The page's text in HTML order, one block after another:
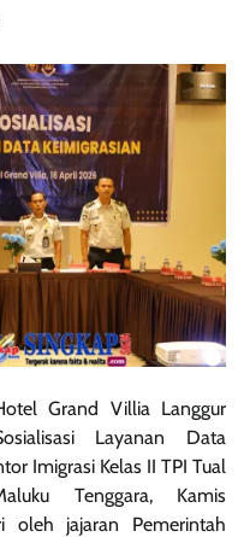
Grand Villia Langgur
Layanan Data
Imigrasi Kelas II TPI Tual
Tenggara, Kamis
oleh jajaran Pemerintah